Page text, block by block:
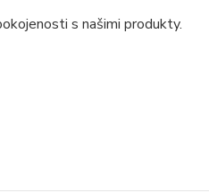
s našimi produkty.